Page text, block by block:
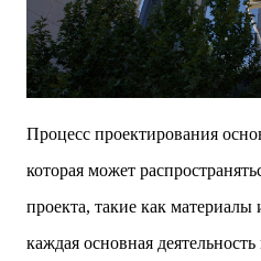
Процесс проектирования
которая может
проекта, такие как
каждая основная